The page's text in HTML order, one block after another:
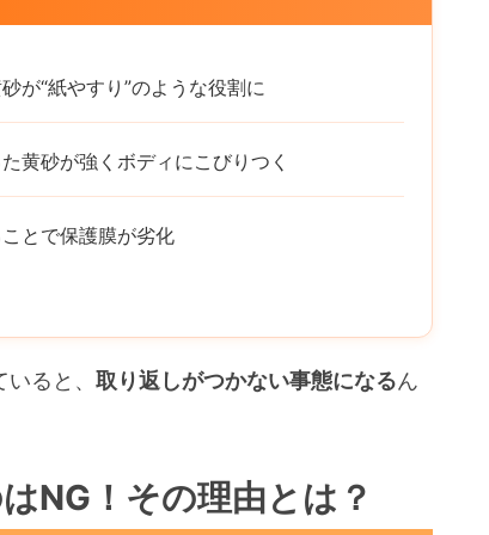
が“紙やすり”のような役割に
黄砂が強くボディにこびりつく
とで保護膜が劣化
ると、 取り返しがつかない事態になるん
NG！その理由とは？